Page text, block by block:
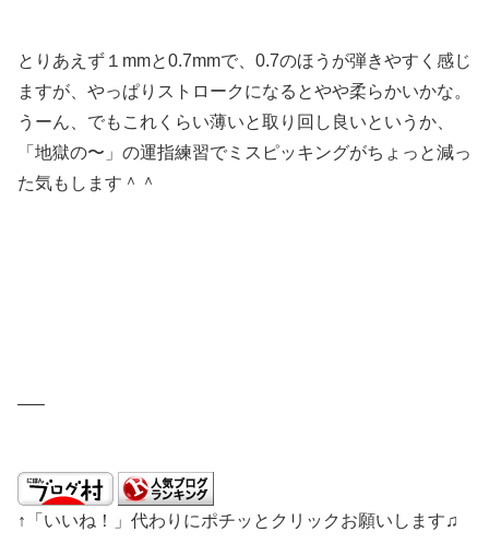
とりあえず１mmと0.7mmで、0.7のほうが弾きやすく感じ
ますが、やっぱりストロークになるとやや柔らかいかな。
うーん、でもこれくらい薄いと取り回し良いというか、
「地獄の〜」の運指練習でミスピッキングがちょっと減っ
た気もします＾＾
—–
↑「いいね！」代わりにポチッとクリックお願いします♫